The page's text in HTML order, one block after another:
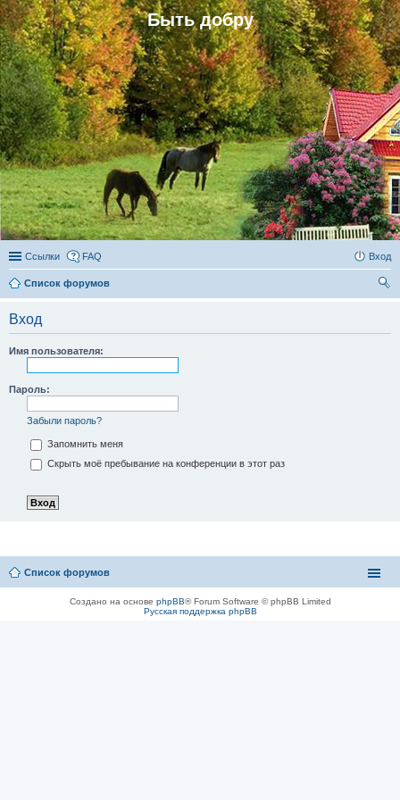
Быть добру
Ссылки FAQ Вход
Список форумов
Вход
Имя пользователя:
Пароль:
Забыли пароль?
Запомнить меня
Скрыть моё пребывание на конференции в этот раз
Список форумов
Создано на основе phpBB® Forum Software © phpBB Limited
Русская поддержка phpBB